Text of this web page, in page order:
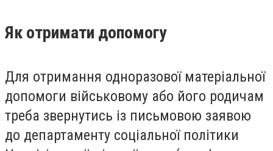
Як отримати допомогу
Для отримання одноразової матеріальної
допомоги військовому або його родичам
треба звернутись із письмовою заявою
до департаменту соціальної політики